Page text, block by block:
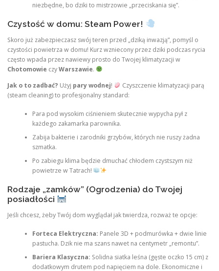
niezbędne, bo dziki to mistrzowie „przeciskania się”.
Czystość w domu: Steam Power!
Skoro już zabezpieczasz swój teren przed „dziką inwazją”, pomyśl o
czystości powietrza w domu! Kurz wzniecony przez dziki podczas rycia
często wpada przez nawiewy prosto do Twojej klimatyzacji w
Chotomowie czyWarszawie.
Jak o to zadbać? Użyj pary wodnej!
Czyszczenie klimatyzacji parą
(steam cleaning) to profesjonalny standard:
Para pod wysokim ciśnieniem skutecznie wypycha pył z
każdego zakamarka parownika.
Zabija bakterie i zarodniki grzybów, których nie ruszy żadna
szmatka.
Po zabiegu klima będzie dmuchać chłodem czystszym niż
powietrze w Tatrach!
Rodzaje „zamków” (Ogrodzenia) do Twojej
posiadłości
Jeśli chcesz, żeby Twój dom wyglądał jak twierdza, rozważ te opcje:
Forteca Elektryczna: Panele 3D + podmurówka + dwie linie
pastucha. Dzik nie ma szans nawet na centymetr „remontu”.
Bariera Klasyczna: Solidna siatka leśna (gęste oczko 15 cm) z
dodatkowym drutem pod napięciem na dole. Ekonomiczne i